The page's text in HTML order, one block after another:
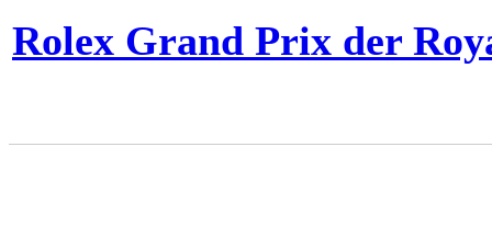
Rolex Grand Prix der